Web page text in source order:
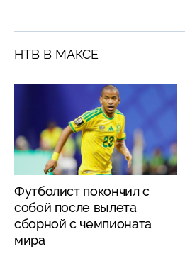
НТВ В МАКСЕ
Футболист покончил с
собой после вылета
сборной с чемпионата
мира